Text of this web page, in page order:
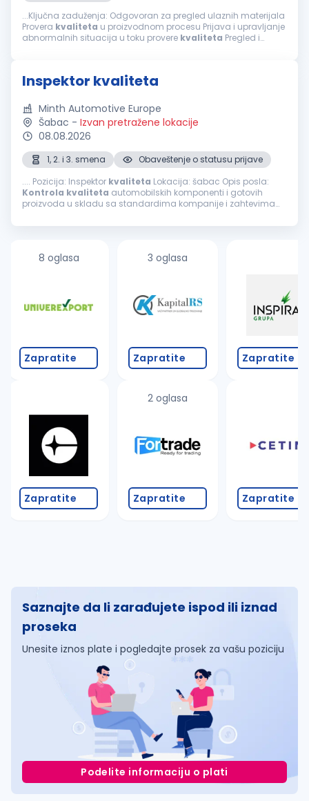
...Ključna zaduženja: Odgovoran za pregled ulaznih materijala
Provera kvaliteta u proizvodnom procesu Prijava i upravljanje
abnormalnih situacija u toku provere kvaliteta Pregled i
Inspektor kvaliteta
Minth Automotive Europe
Šabac - Izvan pretražene lokacije
08.08.2026
1, 2. i 3. smena
Obaveštenje o statusu prijave
.... Pozicija: Inspektor kvaliteta Lokacija: šabac Opis posla:
Kontrola kvaliteta automobilskih komponenti i gotovih
proizvoda u skladu sa standardima kompanije i zahtevima
proizvodnog procesa...
8 oglasa
Zapratite
Zapratite
3 oglasa
Zapratite
2 oglasa
Zapratite
Zapratite
Zapratite
Saznajte da li zarađujete ispod ili iznad
proseka
Unesite iznos plate i pogledajte prosek za vašu poziciju
Podelite informaciju o plati